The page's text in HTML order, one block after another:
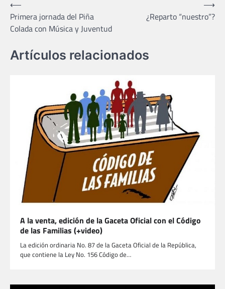
Navegación
de
entradas
⟵
Primera jornada del Piña
Colada con Música y Juventud
¿Reparto “nuestro”?
⟶
Artículos relacionados
A la venta, edición de la Gaceta Oficial con el Código
de las Familias (+video)
La edición ordinaria No. 87 de la Gaceta Oficial de la República,
que contiene la Ley No. 156 Código de…